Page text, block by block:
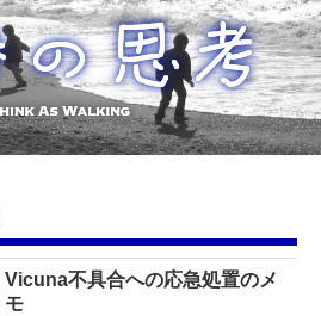
Vicuna不具合への応急処置のメ
モ